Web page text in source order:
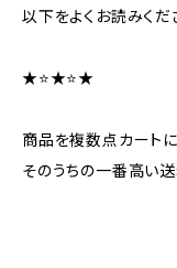
以下をよくお読みくだ
★⭐★⭐★
商品を複数点カート
そのうちの一番高い